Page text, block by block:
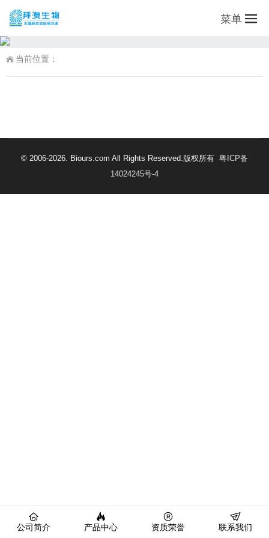
菜单
当前位置：
© 2006-2026. Biours.com All Rights Reserved.版权所有 粤ICP备
14024245号-4
公司简介 产品中心 资质荣誉 联系我们